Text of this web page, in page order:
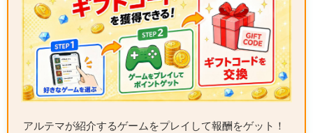
アルテマが紹介するゲームをプレイして報酬をゲット！